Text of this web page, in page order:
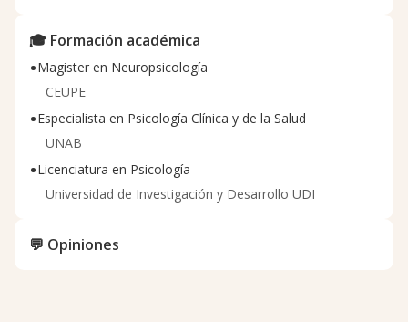
🎓 Formación académica
•Magister en Neuropsicología
CEUPE
•Especialista en Psicología Clínica y de la Salud
UNAB
•Licenciatura en Psicología
Universidad de Investigación y Desarrollo UDI
💬 Opiniones